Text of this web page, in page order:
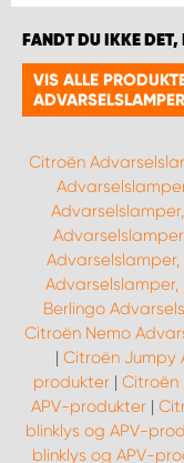
FANDT DU IKKE DET,
VIS ALLE
Citroën
Berlingo
Citroën Nemo
| Citroën Jumpy
produkter | Citroën
APV-produkter |
blinklys og APV-
blinklys og APV-